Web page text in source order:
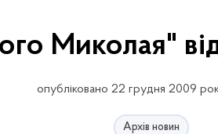
Миколая"
опубліковано 22 грудня 2009
Архів новин